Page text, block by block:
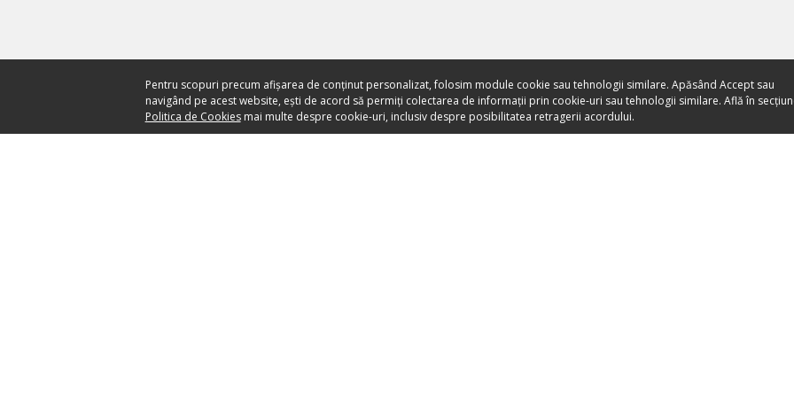
Pentru scopuri precum afișarea de conținut personalizat, folosim module cookie sau tehnologii similare. Apăsând Accept sau
navigând pe acest website, ești de acord să permiți colectarea de informații prin cookie-uri sau tehnologii similare. Află în
Politica de Cookiesmai multe despre cookie-uri, inclusiv despre posibilitatea retragerii acordului.